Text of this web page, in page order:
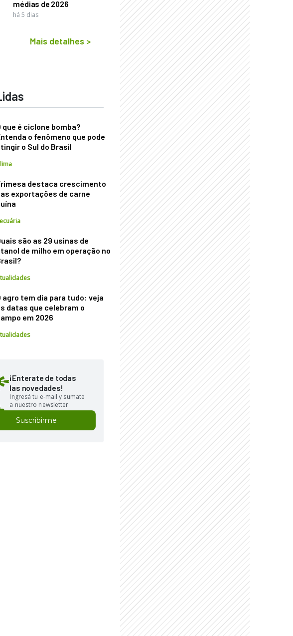
médias de 2026
há 5 dias
Mais detalhes >
que é ciclone bomba?
o fenômeno que pode
o Sul do Brasil
destaca crescimento
exportações de carne
são as 29 usinas de
de milho em operação no
agro tem dia para tudo: veja
datas que celebram o
em 2026
¡Enterate de todas
las novedades!
Ingresá tu e-mail y sumate
a nuestro newsletter
Suscribirme